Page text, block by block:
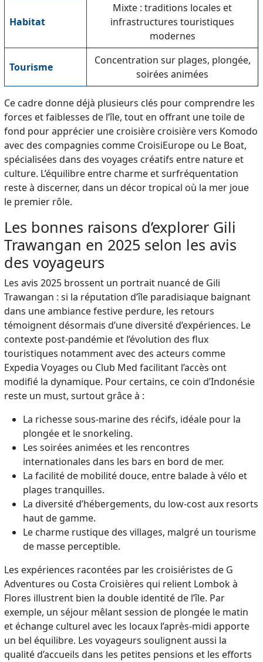
Habitat
Mixte : traditions locales et
infrastructures touristiques
modernes
Tourisme
Concentration sur plages, plongée,
soirées animées
Ce cadre donne déjà plusieurs clés pour comprendre les
forces et faiblesses de l’île, tout en offrant une toile de
fond pour apprécier une croisière croisière vers Komodo
avec des compagnies comme CroisiEurope ou Le Boat,
spécialisées dans des voyages créatifs entre nature et
culture. L’équilibre entre charme et surfréquentation
reste à discerner, dans un décor tropical où la mer joue
le premier rôle.
Les bonnes raisons d’explorer Gili
Trawangan en 2025 selon les avis
des voyageurs
Les avis 2025 brossent un portrait nuancé de Gili
Trawangan : si la réputation d’île paradisiaque baignant
dans une ambiance festive perdure, les retours
témoignent désormais d’une diversité d’expériences. Le
contexte post-pandémie et l’évolution des flux
touristiques notamment avec des acteurs comme
Expedia Voyages ou Club Med facilitant l’accès ont
modifié la dynamique. Pour certains, ce coin d’Indonésie
reste un must, surtout grâce à :
La richesse sous-marine des récifs, idéale pour la
plongée et le snorkeling.
Les soirées animées et les rencontres
internationales dans les bars en bord de mer.
La facilité de mobilité douce, entre balade à vélo et
plages tranquilles.
La diversité d’hébergements, du low-cost aux resorts
haut de gamme.
Le charme rustique des villages, malgré un tourisme
de masse perceptible.
Les expériences racontées par les croisiéristes de G
Adventures ou Costa Croisières qui relient Lombok à
Flores illustrent bien la double identité de l’île. Par
exemple, un séjour mêlant session de plongée le matin
et échange culturel avec les locaux l’après-midi apporte
un bel équilibre. Les voyageurs soulignent aussi la
qualité d’accueils dans les petites pensions et les efforts